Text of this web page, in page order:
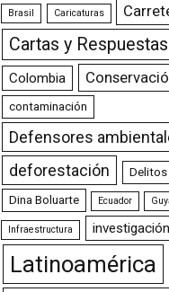
Brasil Caricaturas
Cartas y Respuestas
Colombia
contaminación
Defensores
deforestación
Dina Boluarte Ecuador
Infraestructura investigación
Latinoamérica